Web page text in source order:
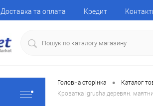
Доставка та оплата Кредит
Головна сторінка • Каталог
Кроватка Igrusha деревян.